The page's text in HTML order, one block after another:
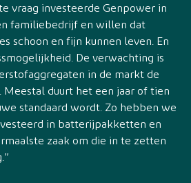
vraag investeerde Genpower in
familiebedrijf en willen dat
schoon en fijn kunnen leven. En
De verwachting is
in de markt de
Meestal duurt het een jaar of tien
standaard wordt. Zo hebben we
in batterijpakketten en
zaak om die in te zetten